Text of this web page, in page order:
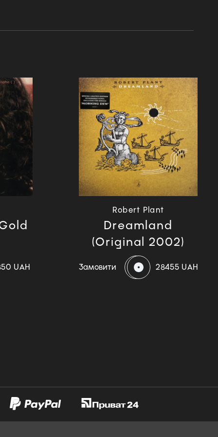
UAH
Robert Plant
Dreamland
(Original 2002)
Замовити 28455 UAH